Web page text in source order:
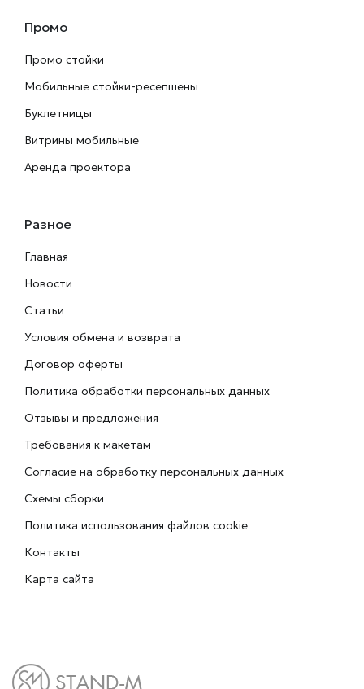
Промо
Промо стойки
Мобильные стойки-ресепшены
Буклетницы
Витрины мобильные
Аренда проектора
Разное
Главная
Новости
Статьи
Условия обмена и возврата
Договор оферты
Политика обработки персональных данных
Отзывы и предложения
Требования к макетам
Согласие на обработку персональных данных
Схемы сборки
Политика использования файлов cookie
Контакты
Карта сайта